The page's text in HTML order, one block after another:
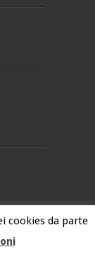
cookies da parte